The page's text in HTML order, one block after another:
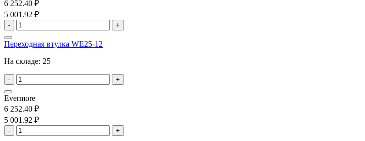
6 252.40 ₽
5 001.92 ₽
- +
Переходная втулка WE25-12
На складе: 25
- +
Evermore
6 252.40 ₽
5 001.92 ₽
- +